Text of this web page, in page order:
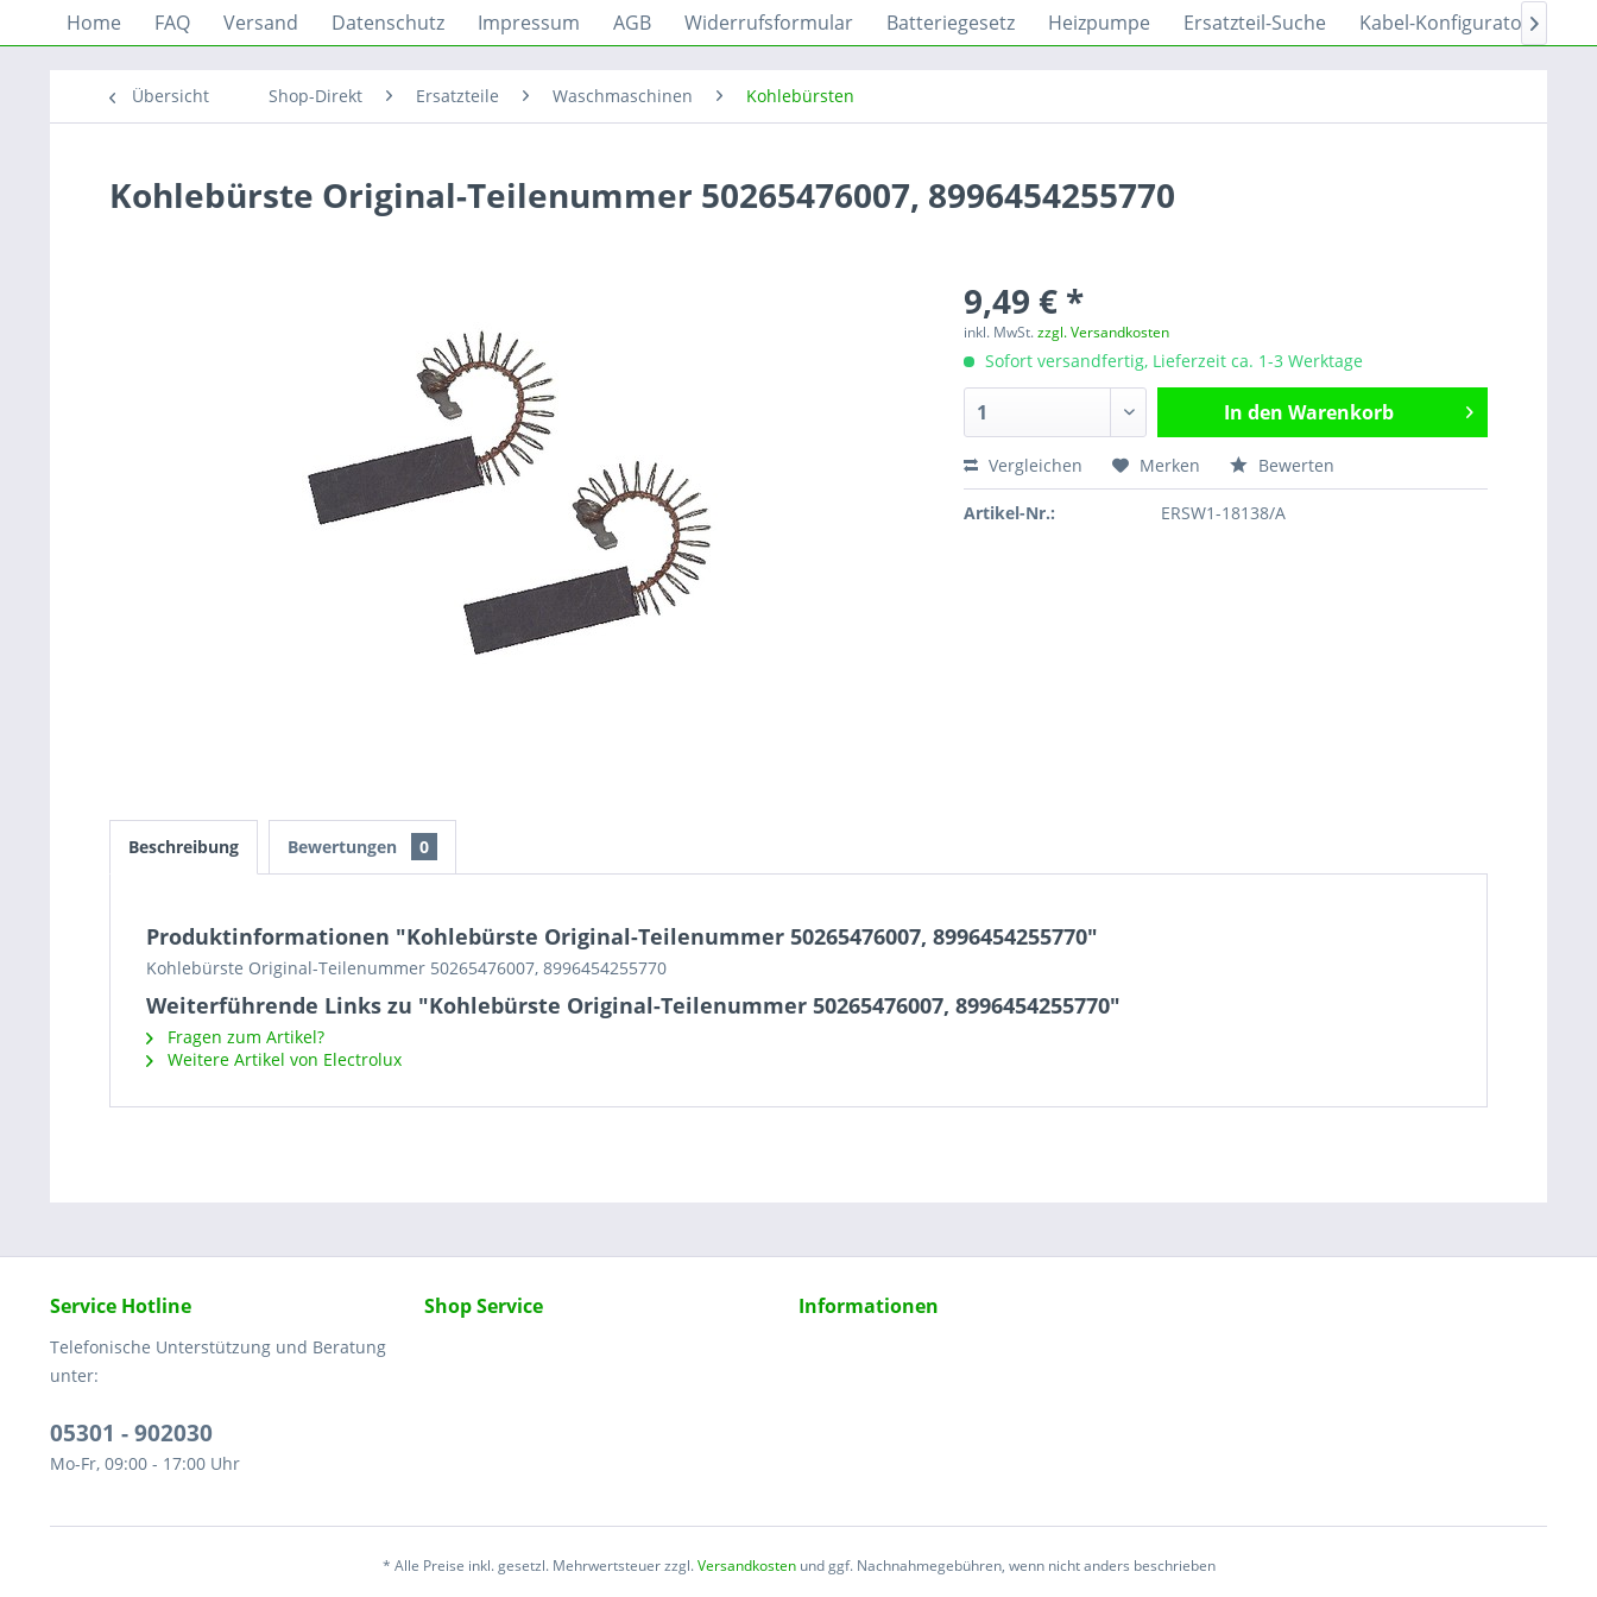
Home FAQ Versand Datenschutz Impressum AGB Widerrufsformular Batteriegesetz Heizpumpe Ersatzteil-Suche Kabel-Konfigurator 
Übersicht Shop-Direkt Ersatzteile Waschmaschinen Kohlebürsten
Kohlebürste Original-Teilenummer 50265476007, 8996454255770
9,49 € *
inkl. MwSt.zzgl. Versandkosten
Sofort versandfertig, Lieferzeit ca. 1-3 Werktage
In den Warenkorb
Vergleichen Merken Bewerten
Artikel-Nr.: ERSW1-18138/A
Beschreibung Bewertungen 0
Produktinformationen "Kohlebürste Original-Teilenummer 50265476007, 8996454255770"
Kohlebürste Original-Teilenummer 50265476007, 8996454255770
Weiterführende Links zu "Kohlebürste Original-Teilenummer 50265476007, 8996454255770"
Fragen zum Artikel?
Weitere Artikel von Electrolux
Service Hotline
Telefonische Unterstützung und Beratung
unter:
05301 - 902030
Mo-Fr, 09:00 - 17:00 Uhr
Shop Service Informationen
* Alle Preise inkl. gesetzl. Mehrwertsteuer zzgl.Versandkostenund ggf. Nachnahmegebühren, wenn nicht anders beschrieben